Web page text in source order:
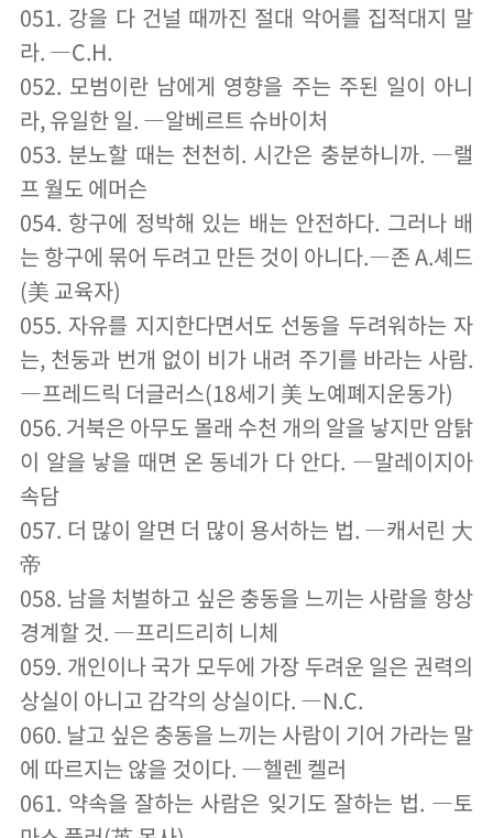
051. 강을 다 건널 때까진 절대 악어를 집적대지 말
라. ―C.H.
052. 모범이란 남에게 영향을 주는 주된 일이 아니
라, 유일한 일. ―알베르트 슈바이처
053. 분노할 때는 천천히. 시간은 충분하니까. ―랠
프 월도 에머슨
054. 항구에 정박해 있는 배는 안전하다. 그러나 배
는 항구에 묶어 두려고 만든 것이 아니다.―존 A.셰드
(美 교육자)
055. 자유를 지지한다면서도 선동을 두려워하는 자
는, 천둥과 번개 없이 비가 내려 주기를 바라는 사람.
―프레드릭 더글러스(18세기 美 노예폐지운동가)
056. 거북은 아무도 몰래 수천 개의 알을 낳지만 암탉
이 알을 낳을 때면 온 동네가 다 안다. ―말레이지아
속담
057. 더 많이 알면 더 많이 용서하는 법. ―캐서린 大
帝
058. 남을 처벌하고 싶은 충동을 느끼는 사람을 항상
경계할 것. ―프리드리히 니체
059. 개인이나 국가 모두에 가장 두려운 일은 권력의
상실이 아니고 감각의 상실이다. ―N.C.
060. 날고 싶은 충동을 느끼는 사람이 기어 가라는 말
에 따르지는 않을 것이다. ―헬렌 켈러
061. 약속을 잘하는 사람은 잊기도 잘하는 법. ―토